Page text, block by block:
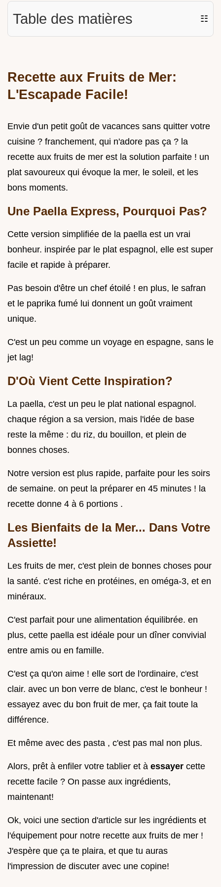
Table des matières ☷
Recette aux Fruits de Mer:
L'Escapade Facile!
Envie d'un petit goût de vacances sans quitter votre
cuisine ? franchement, qui n'adore pas ça ? la
recette aux fruits de mer est la solution parfaite ! un
plat savoureux qui évoque la mer, le soleil, et les
bons moments.
Une Paella Express, Pourquoi Pas?
Cette version simplifiée de la paella est un vrai
bonheur. inspirée par le plat espagnol, elle est super
facile et rapide à préparer.
Pas besoin d'être un chef étoilé ! en plus, le safran
et le paprika fumé lui donnent un goût vraiment
unique.
C'est un peu comme un voyage en espagne, sans le
jet lag!
D'Où Vient Cette Inspiration?
La paella, c'est un peu le plat national espagnol.
chaque région a sa version, mais l'idée de base
reste la même : du riz, du bouillon, et plein de
bonnes choses.
Notre version est plus rapide, parfaite pour les soirs
de semaine. on peut la préparer en 45 minutes ! la
recette donne 4 à 6 portions .
Les Bienfaits de la Mer... Dans Votre
Assiette!
Les fruits de mer, c'est plein de bonnes choses pour
la santé. c'est riche en protéines, en oméga-3, et en
minéraux.
C'est parfait pour une alimentation équilibrée. en
plus, cette paella est idéale pour un dîner convivial
entre amis ou en famille.
C'est ça qu'on aime ! elle sort de l'ordinaire, c'est
clair. avec un bon verre de blanc, c'est le bonheur !
essayez avec du bon fruit de mer, ça fait toute la
différence.
Et même avec des pasta , c'est pas mal non plus.
Alors, prêt à enfiler votre tablier et à essayer cette
recette facile ? On passe aux ingrédients,
maintenant!
Ok, voici une section d'article sur les ingrédients et
l'équipement pour notre recette aux fruits de mer !
J'espère que ça te plaira, et que tu auras
l'impression de discuter avec une copine!